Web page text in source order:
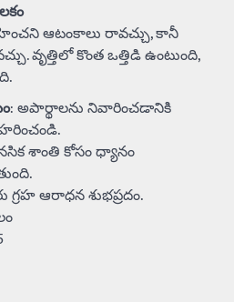
ఆటంకాలు రావచ్చు, కానీ
వృత్తిలో కొంత ఒత్తిడి ఉంటుంది,
: అపార్థాలను నివారించడానికి
శాంతి కోసం ధ్యానం
గ్రహ ఆరాధన శుభప్రదం.